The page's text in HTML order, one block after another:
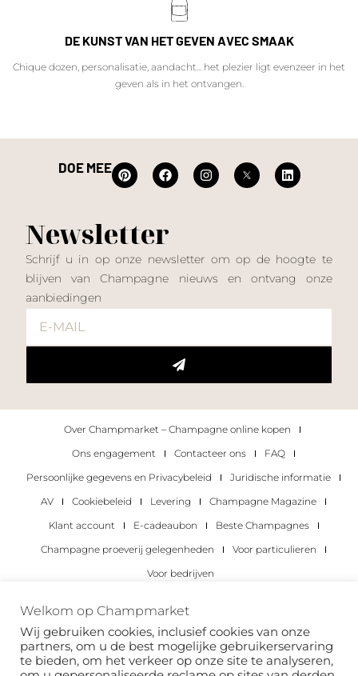
DE KUNST VAN HET GEVEN AVEC SMAAK
Chique dozen, personalisatie, aandacht... het plezier ligt evenzeer in het
geven als in het ontvangen.
DOE MEE
Newsletter
Schrijf u in op onze newsletter om op de hoogte te
blijven van Champagne nieuws en ontvang onze
aanbiedingen
Over Champmarket – Champagne online kopen
Ons engagement
Contacteer ons
FAQ
Persoonlijke gegevens en Privacybeleid
Juridische informatie
AV
Cookiebeleid Levering
Champagne Magazine
Klant account
E-cadeaubon
Beste Champagnes
Champagne proeverij gelegenheden
Voor particulieren
Voor bedrijven
Copyright 2022 © alle rechten voorbehouden.
Welkom op Champmarket
Wij gebruiken cookies, inclusief cookies van onze
partners, om u de best mogelijke gebruikerservaring
te bieden, om het verkeer op onze site te analyseren,